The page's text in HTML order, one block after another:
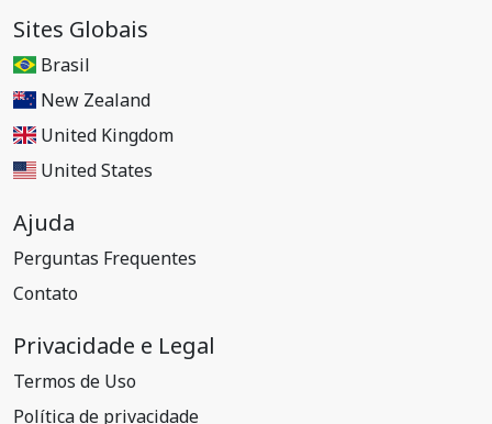
Sites Globais
Brasil
New Zealand
United Kingdom
United States
Ajuda
Perguntas Frequentes
Contato
Privacidade e Legal
Termos de Uso
Política de privacidade